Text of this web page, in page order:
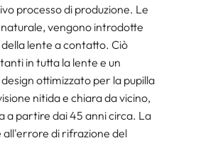
processo di produzione. Le
vengono introdotte
lente a contatto. Ciò
in tutta la lente e un
ottimizzato per la pupilla
nitida e chiara da vicino,
a partire dai 45 anni circa. La
all'errore di rifrazione del